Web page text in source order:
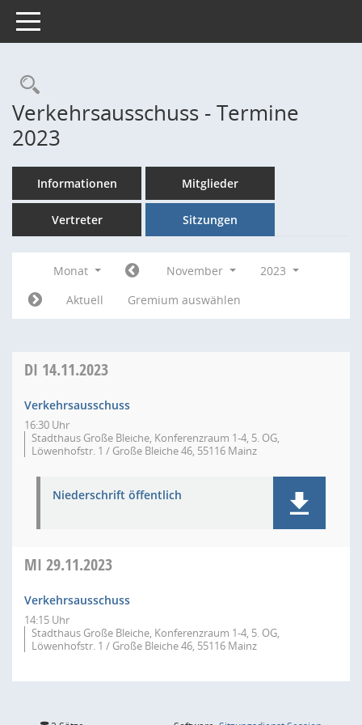
Toggle navigation
Rechercheauswahl
Verkehrsausschuss - Termine
2023
Informationen Mitglieder
Vertreter Sitzungen
Monat November
2023
Aktuell
Gremium auswählen
DI 14.11.2023
Verkehrsausschuss
16:30 Uhr
Stadthaus Große Bleiche, Konferenzraum 1-4, 5. OG,
Löwenhofstr. 1 / Große Bleiche 46, 55116 Mainz
Niederschrift öffentlich
MI 29.11.2023
Verkehrsausschuss
14:15 Uhr
Stadthaus Große Bleiche, Konferenzraum 1-4, 5. OG,
Löwenhofstr. 1 / Große Bleiche 46, 55116 Mainz